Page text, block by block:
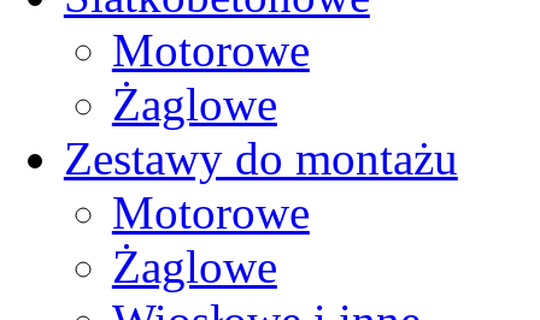
Motorowe
Żaglowe
Zestawy do montażu
Motorowe
Żaglowe